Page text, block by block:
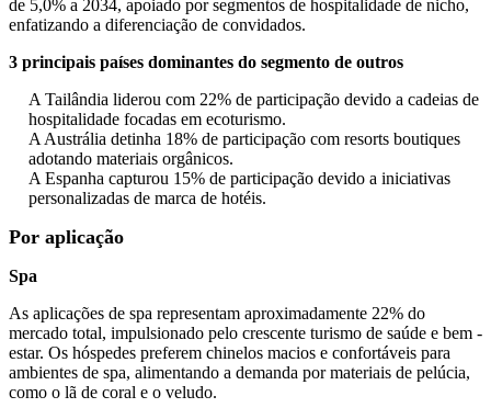
de 5,0% a 2034, apoiado por segmentos de hospitalidade de nicho,
enfatizando a diferenciação de convidados.
3 principais países dominantes do segmento de outros
A Tailândia liderou com 22% de participação devido a cadeias de
hospitalidade focadas em ecoturismo.
A Austrália detinha 18% de participação com resorts boutiques
adotando materiais orgânicos.
A Espanha capturou 15% de participação devido a iniciativas
personalizadas de marca de hotéis.
Por aplicação
Spa
As aplicações de spa representam aproximadamente 22% do
mercado total, impulsionado pelo crescente turismo de saúde e bem -
estar. Os hóspedes preferem chinelos macios e confortáveis ​​para
ambientes de spa, alimentando a demanda por materiais de pelúcia,
como o lã de coral e o veludo.